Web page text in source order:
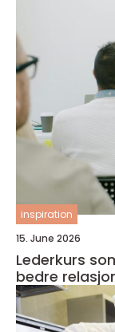
inspiration
15. June 2026
Lederkurs
bedre